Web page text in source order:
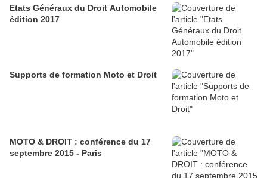
Etats Généraux du Droit Automobile
édition 2017
Supports de formation Moto et Droit
MOTO & DROIT : conférence du 17
septembre 2015 - Paris